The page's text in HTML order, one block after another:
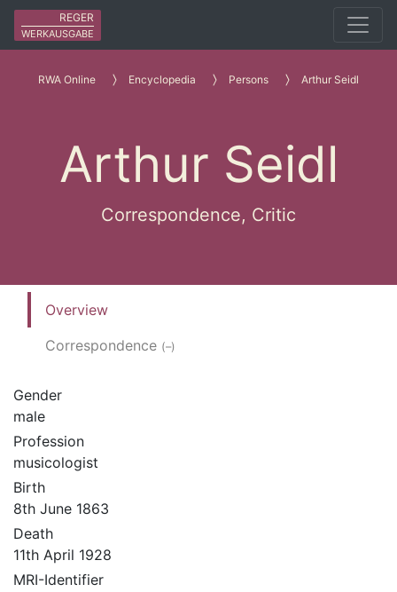
REGER
WERKAUSGABE
RWA Online Encyclopedia Persons Arthur Seidl
Arthur Seidl
Correspondence, Critic
Overview
Correspondence (–)
Gender
male
Profession
musicologist
Birth
8th June 1863
Death
11th April 1928
MRI-Identifier